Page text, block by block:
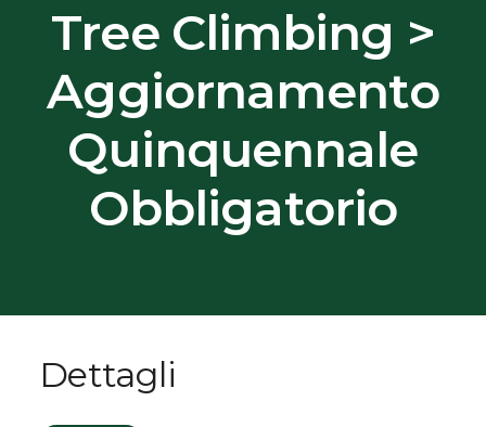
Tree Climbing >
Aggiornamento
Quinquennale
Obbligatorio
Dettagli